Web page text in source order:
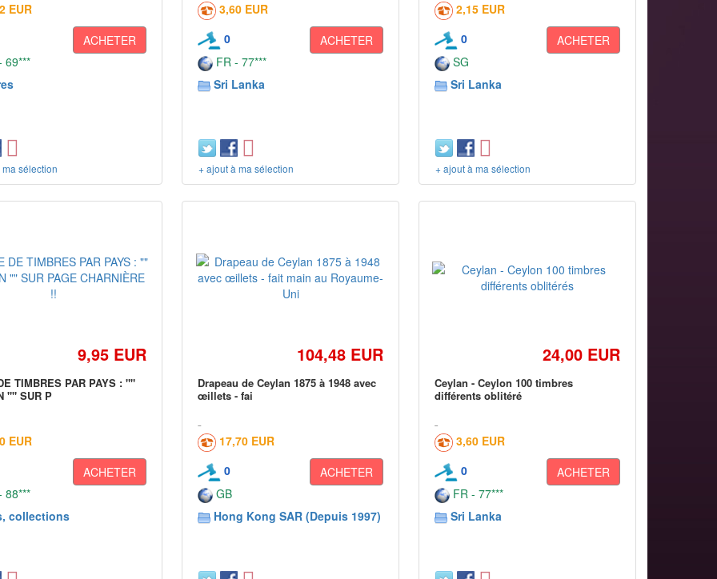
EUR
ACHETER
sélection
3,60 EUR
0
ACHETER
FR - 77***
Sri Lanka
+ ajout à ma sélection
2,15 EUR
0
ACHETER
SG
Sri Lanka
+ ajout à ma sélection
9,95 EUR
TIMBRES PAR PAYS : ""
"" SUR P
EUR
ACHETER
collections
104,48 EUR
Drapeau de Ceylan 1875 à 1948 avec
œillets - fai
17,70 EUR
0
ACHETER
GB
Hong Kong SAR (Depuis 1997)
24,00 EUR
Ceylan - Ceylon 100 timbres
différents oblitéré
3,60 EUR
0
ACHETER
FR - 77***
Sri Lanka